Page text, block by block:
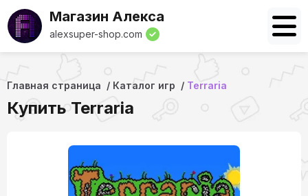
Магазин Алекса
alexsuper-shop.com
Главная страница Каталог игр Terraria
Купить Terraria